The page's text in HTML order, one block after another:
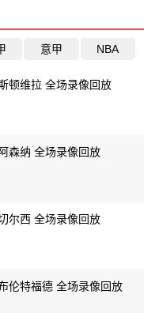
意甲 NBA
顿维拉 全场录像回放
森纳 全场录像回放
尔西 全场录像回放
伦特福德 全场录像回放